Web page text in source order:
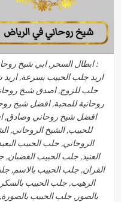
: ابطال السحر, ابي شيخ
اريد جلب الحبيب بسرعة,
جلب للزوج, اصدق شيخ
روحانية للمحبة, افضل شيخ
افضل شيخ روحاني وصادق,
للحبيب, الشيخ الروحاني,
الروحاني, جلب الحبيب
العنيد, جلب الحبيب
القران, جلب الحبيب بالاسم,
الرهيب, جلب الحبيب
بالصور, جلب الحبيب